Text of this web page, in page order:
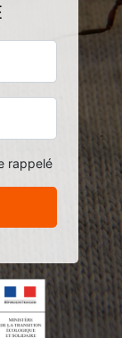
rappelé